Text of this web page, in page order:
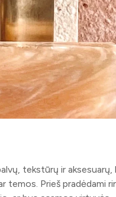
tekstūrų ir aksesuarų,
temos. Prieš pradėdami